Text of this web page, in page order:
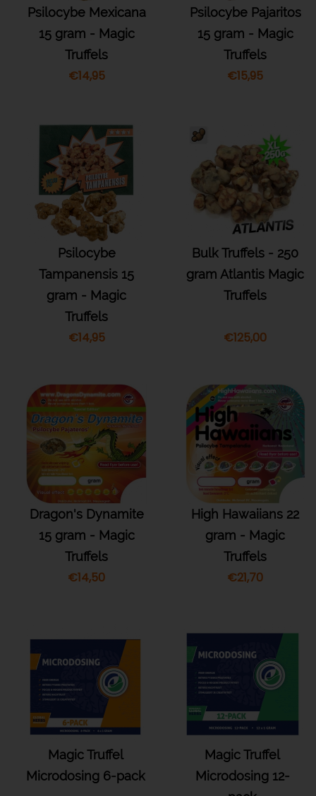
Psilocybe Mexicana
15 gram - Magic
Truffels
€14,95
Psilocybe Pajaritos
15 gram - Magic
Truffels
€15,95
Psilocybe
Tampanensis 15
gram - Magic
Truffels
€14,95
Bulk Truffels - 250
gram Atlantis Magic
Truffels
€125,00
Dragon's Dynamite
15 gram - Magic
Truffels
€14,50
High Hawaiians 22
gram - Magic
Truffels
€21,70
Magic Truffel
Microdosing 6-pack
Magic Truffel
Microdosing 12-